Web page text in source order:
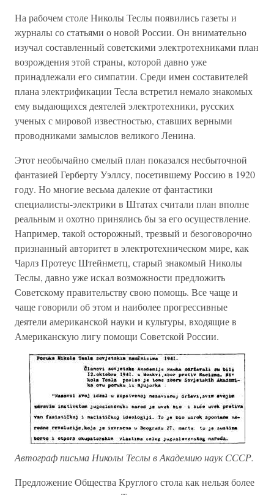
На рабочем столе Николы Теслы появились газеты и
журналы со статьями о новой России. Он внимательно
изучал составленный советскими электротехниками план
возрождения этой страны, которой давно уже
принадлежали его симпатии. Среди имен составителей
плана электрификации Тесла встретил немало знакомых
ему выдающихся деятелей электротехники, русских
ученых с мировой известностью, ставших верными
проводниками замыслов великого Ленина.
Этот необычайно смелый план показался несбыточной
фантазией Герберту Уэллсу, посетившему Россию в 1920
году. Но многие весьма далекие от фантастики
специалисты-электрики в Штатах считали план вполне
реальным и охотно принялись бы за его осуществление.
Например, такой осторожный, трезвый и безоговорочно
признанный авторитет в электротехническом мире, как
Чарлз Протеус Штейнметц, старый знакомый Николы
Теслы, давно уже искал возможности предложить
Советскому правительству свою помощь. Все чаще и
чаще говорили об этом и наиболее прогрессивные
деятели американской науки и культуры, входящие в
Американскую лигу помощи Советской России.
Автограф письма Николы Теслы в Академию наук СССР.
Предложение Общества Круглого стола как нельзя более